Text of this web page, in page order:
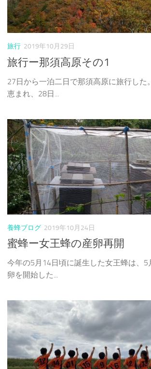
旅行 2019年10月29日
旅行ー那須高原その1
27日から一泊二日で那須高原に旅行した
恵まれ、28日...
養蜂ブログ 2019年10月24日
蜜蜂ー女王蜂の産卵再開
今年の5月14日頃に誕生した女王蜂は、5
卵を開始した...